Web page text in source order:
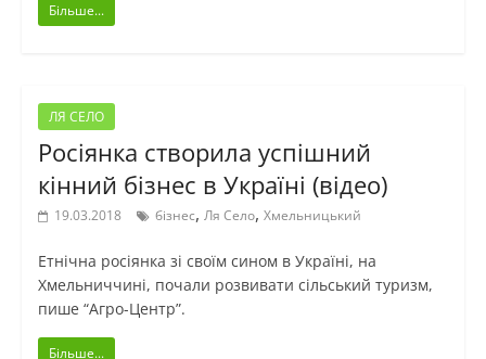
Більше...
ЛЯ СЕЛО
Росіянка створила успішний
кінний бізнес в Україні (відео)
19.03.2018 бізнес, Ля Село, Хмельницький
Етнічна росіянка зі своїм сином в Україні, на
Хмельниччині, почали розвивати сільський туризм,
пише “Агро-Центр”.
Більше...